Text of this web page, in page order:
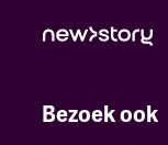
Bezoek ook